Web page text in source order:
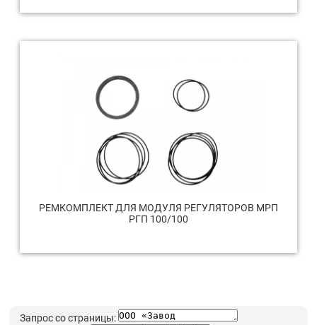
РЕМКОМПЛЕКТ ДЛЯ МОДУЛЯ РЕГУЛЯТОРОВ МРП
РГП 100/100
Запрос со страницы: